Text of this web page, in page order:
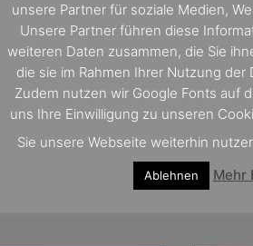
unsere Partner für soziale Medien,
Unsere Partner führen diese
weiteren Daten zusammen, die Sie
die sie im Rahmen Ihrer Nutzung
Zudem nutzen wir Google Fonts auf
uns Ihre Einwilligung zu unseren
Sie unsere Webseite weiterhin
Ablehnen Mehr